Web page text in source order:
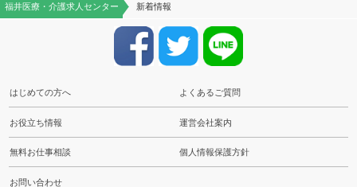
福井医療・介護求人センター 新着情報
はじめての方へ よくあるご質問
お役立ち情報 運営会社案内
無料お仕事相談 個人情報保護方針
お問い合わせ